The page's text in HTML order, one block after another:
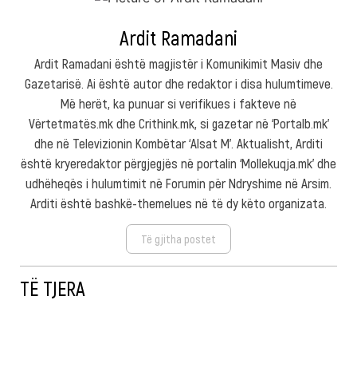
Ardit Ramadani
Ardit Ramadani është magjistër i Komunikimit Masiv dhe
Gazetarisë. Ai është autor dhe redaktor i disa hulumtimeve.
Më herët, ka punuar si verifikues i fakteve në
Vërtetmatës.mk dhe Crithink.mk, si gazetar në ‘Portalb.mk’
dhe në Televizionin Kombëtar ‘Alsat M’. Aktualisht, Arditi
është kryeredaktor përgjegjës në portalin ‘Mollekuqja.mk’ dhe
udhëheqës i hulumtimit në Forumin për Ndryshime në Arsim.
Arditi është bashkë-themelues në të dy këto organizata.
Të gjitha postet
TË TJERA